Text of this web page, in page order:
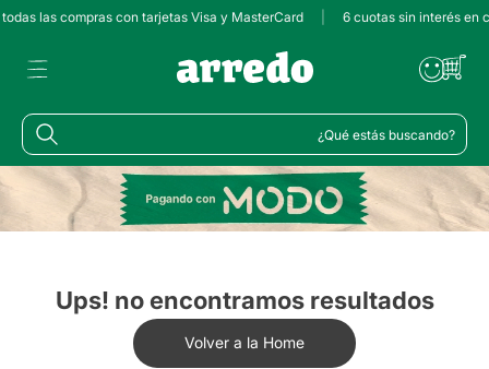
las compras con tarjetas Visa y MasterCard 6 cuotas sin interés en
¿Qué estás buscando?
Ups! no encontramos resultados
Volver a la Home